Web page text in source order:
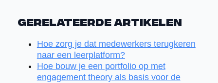
Gerelateerde artikelen
Hoe zorg je dat medewerkers terugkeren
naar een leerplatform?
Hoe bouw je een portfolio op met
engagement theory als basis voor de